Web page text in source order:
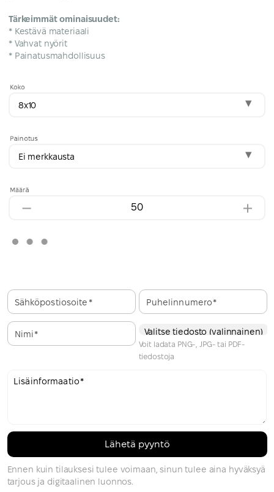
Tärkeimmät ominaisuudet:
* Kestävä materiaali
* Vahvat nyörit
* Painatusmahdollisuus
8x10
Koko
Ei merkkausta
Painotus
Määrä
Sähköpostiosoite Puhelinnumero
Nimi Valitse tiedosto (valinnainen)
Voit ladata PNG-, JPG- tai PDF-
tiedostoja
Lisäinformaatio
Ennen kuin tilauksesi tulee voimaan, sinun tulee aina hyväksyä
tarjous ja digitaalinen luonnos.